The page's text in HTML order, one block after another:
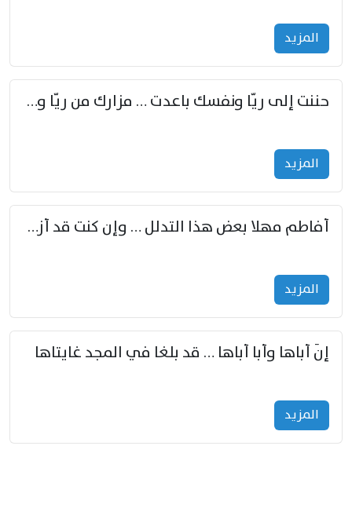
المزید
حننت إلى ريّا ونفسك باعدت … مزارك من ريّا وشعباكما معا
المزید
أفاطم مهلا بعض هذا التدلل … وإن كنت قد أزمعت صرمي فأجملي
المزید
إنّ أباها وأبا أباها … قد بلغا في المجد غايتاها
المزید